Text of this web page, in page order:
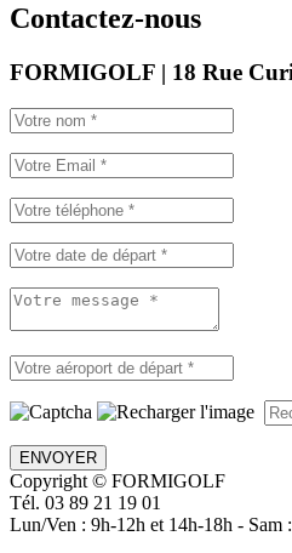
Contactez-nous
FORMIGOLF | 18 Rue
ENVOYER
Copyright © FORMIGOLF
Tél. 03 89 21 19 01
Lun/Ven : 9h-12h et 14h-18h - Sam